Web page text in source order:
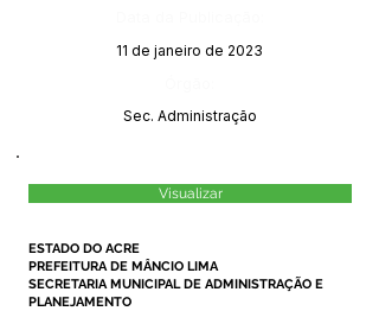
11 de janeiro de 2023
Sec. Administração
Visualizar
ESTADO DO ACRE
PREFEITURA DE MÂNCIO LIMA
SECRETARIA MUNICIPAL DE ADMINISTRAÇÃO E
PLANEJAMENTO